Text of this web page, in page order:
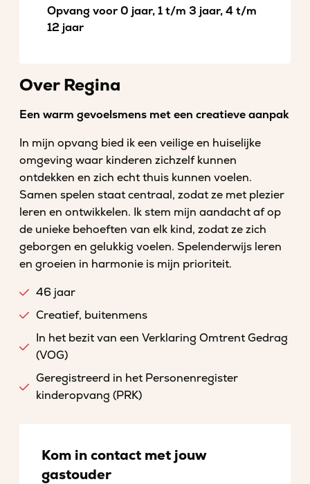
Opvang voor 0 jaar, 1 t/m 3 jaar, 4 t/m
12 jaar
Over Regina
Een warm gevoelsmens met een creatieve aanpak
In mijn opvang bied ik een veilige en huiselijke
omgeving waar kinderen zichzelf kunnen
ontdekken en zich echt thuis kunnen voelen.
Samen spelen staat centraal, zodat ze met plezier
leren en ontwikkelen. Ik stem mijn aandacht af op
de unieke behoeften van elk kind, zodat ze zich
geborgen en gelukkig voelen. Spelenderwijs leren
en groeien in harmonie is mijn prioriteit.
46 jaar
Creatief, buitenmens
In het bezit van een Verklaring Omtrent Gedrag
(VOG)
Geregistreerd in het Personenregister
kinderopvang (PRK)
Kom in contact met jouw
gastouder